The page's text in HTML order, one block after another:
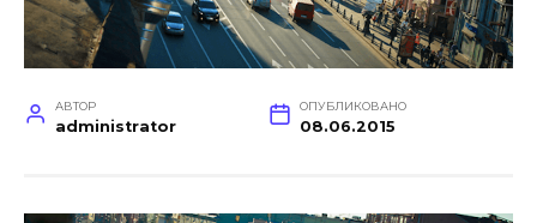
АВТОР
administrator
ОПУБЛИКОВАНО
08.06.2015